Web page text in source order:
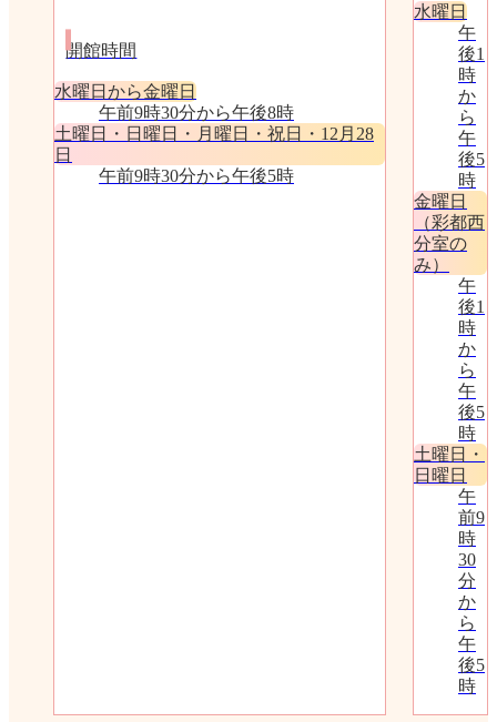
開館時間
水曜日から金曜日
午前9時30分から午後8時
土曜日・日曜日・月曜日・祝日・12月28
日
午前9時30分から午後5時
水曜日
午
後1
時
か
ら
午
後5
時
金曜日
（彩都西
分室の
み）
午
後1
時
か
ら
午
後5
時
土曜日・
日曜日
午
前9
時
30
分
か
ら
午
後5
時